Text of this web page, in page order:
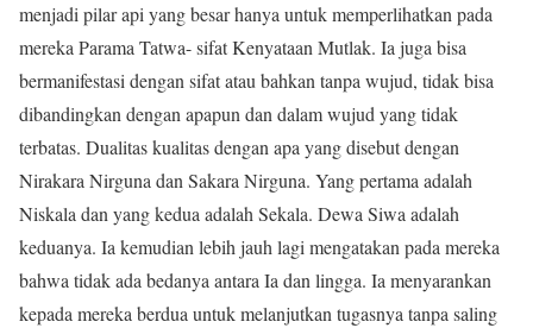
menjadi pilar api yang besar hanya untuk memperlihatkan pada
mereka Parama Tatwa- sifat Kenyataan Mutlak. Ia juga bisa
bermanifestasi dengan sifat atau bahkan tanpa wujud, tidak bisa
dibandingkan dengan apapun dan dalam wujud yang tidak
terbatas. Dualitas kualitas dengan apa yang disebut dengan
Nirakara Nirguna dan Sakara Nirguna. Yang pertama adalah
Niskala dan yang kedua adalah Sekala. Dewa Siwa adalah
keduanya. Ia kemudian lebih jauh lagi mengatakan pada mereka
bahwa tidak ada bedanya antara Ia dan lingga. Ia menyarankan
kepada mereka berdua untuk melanjutkan tugasnya tanpa saling